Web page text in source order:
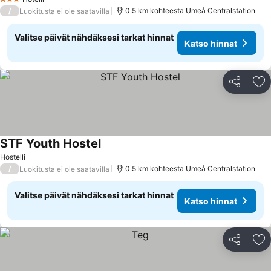
3 Tähtiluokitus
/
Luokitusta ei ole saatavilla 0.5 km kohteesta Umeå Centralstation
Valitse päivät nähdäksesi tarkat hinnat
Katso hinnat
Jaa
Hostelli
STF Youth Hostel
/ Luokitusta ei ole saatavilla 0.5 km kohteesta Umeå Centralstation
Valitse päivät nähdäksesi tarkat hinnat
Katso hinnat
Jaa